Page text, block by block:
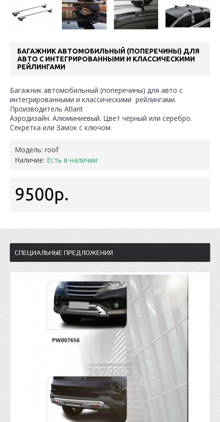
БАГАЖНИК АВТОМОБИЛЬНЫЙ (ПОПЕРЕЧИНЫ) ДЛЯ
АВТО С ИНТЕГРИРОВАННЫМИ И КЛАССИЧЕСКИМИ
РЕЙЛИНГАМИ
Багажник автомобильный (поперечины) для авто с
интегрированными и классическими рейлингами.
Производитель Atlant
Аэродизайн. Алюминиевый. Цвет чёрный или серебро.
Cекретка или Замок с ключом.
Модель: roof
Наличие: Есть в наличии
9500р.
СПЕЦИАЛЬНЫЕ ПРЕДЛОЖЕНИЯ